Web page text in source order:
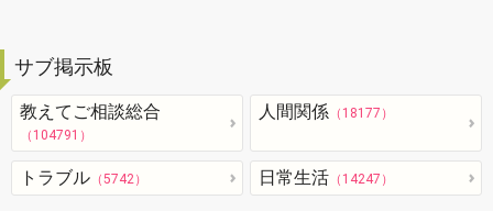
サブ掲示板
教えてご相談総合
（104791）
人間関係 （18177）
トラブル （5742） 日常生活 （14247）